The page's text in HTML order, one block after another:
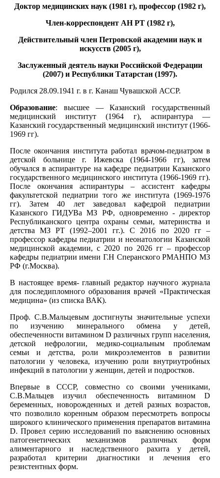
Доктор медицинских наук (1981 г), профессор (1982 г),
Член-корреспондент АН РТ (1982 г),
Действительный член Петровской академии наук и
искусств (2005 г),
Заслуженный деятель науки Российской Федерации
(2007) и Республики Татарстан (1997).
Родился 28.09.1941 г. в г. Канаш Чувашской АССР.
Образование: высшее — Казанский государственный
медицинский институт (1964 г), аспирантура —
Казанский государственный медицинский институт (1966-
1969 гг).
После окончания института работал врачом-педиатром в
детской больнице г. Ижевска (1964-1966 гг), затем
обучался в аспирантуре на кафедре педиатрии Казанского
государственного медицинского института (1966-1969 гг).
После окончания аспирантуры – ассистент кафедры
факультетской педиатрии того же института (1969-1976
гг). Затем 40 лет заведовал кафедрой педиатрии
Казанского ГИДУВа МЗ РФ, одновременно - директор
Республиканского центра охраны семьи, материнства и
детства МЗ РТ (1992–2001 гг.). С 2016 по 2020 гг –
профессор кафедры педиатрии и неонатологии Казанской
медицинской академии, с 2020 по 2026 гг – профессор
кафедры педиатрии имени Г.Н Сперанского РМАНПО МЗ
РФ (г.Москва).
В настоящее время- главный редактор научного журнала
для последипломного образования врачей «Практическая
медицина» (из списка ВАК).
Проф. С.В.Мальцевым достигнуты значительные успехи
по изучению минерального обмена у детей,
обеспеченности витамином D различных групп населения,
детской нефрологии, медико-социальным проблемам
семьи и детства, роли микроэлементов в развитии
патологии у человека, изучению роли внутриутробных
инфекций в патологии у женщин, детей и подростков.
Впервые в СССР, совместно со своими учениками,
С.В.Мальцев изучил обеспеченность витамином D
беременных, новорожденных и детей разных возрастов,
что позволило коренным образом пересмотреть вопросы
широкого клинического применения препаратов витамина
D. Провел серию исследований по выяснению основных
патогенетических механизмов различных форм
алиментарного и наследственного рахита у детей,
разработал критерии диагностики и лечения его
резистентных форм.